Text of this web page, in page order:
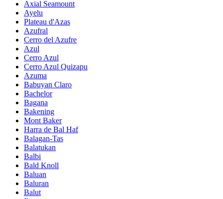
Axial Seamount
Ayelu
Plateau d'Azas
Azufral
Cerro del Azufre
Azul
Cerro Azul
Cerro Azul Quizapu
Azuma
Babuyan Claro
Bachelor
Bagana
Bakening
Mont Baker
Harra de Bal Haf
Balagan-Tas
Balatukan
Balbi
Bald Knoll
Baluan
Baluran
Balut